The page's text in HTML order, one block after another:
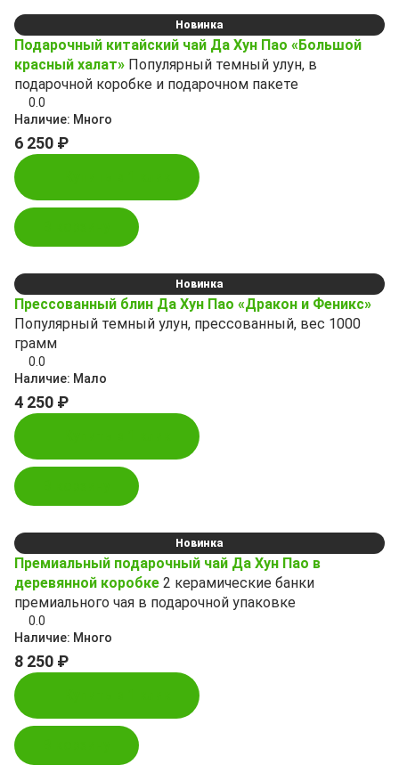
Новинка
Подарочный китайский чай Да Хун Пао «Большой
красный халат» Популярный темный улун, в
подарочной коробке и подарочном пакете
0.0
Наличие: Много
6 250 ₽
Новинка
Прессованный блин Да Хун Пао «Дракон и Феникс»
Популярный темный улун, прессованный, вес 1000
грамм
0.0
Наличие: Мало
4 250 ₽
Новинка
Премиальный подарочный чай Да Хун Пао в
деревянной коробке 2 керамические банки
премиального чая в подарочной упаковке
0.0
Наличие: Много
8 250 ₽